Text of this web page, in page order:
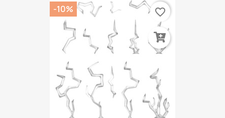
-10% favorite_border